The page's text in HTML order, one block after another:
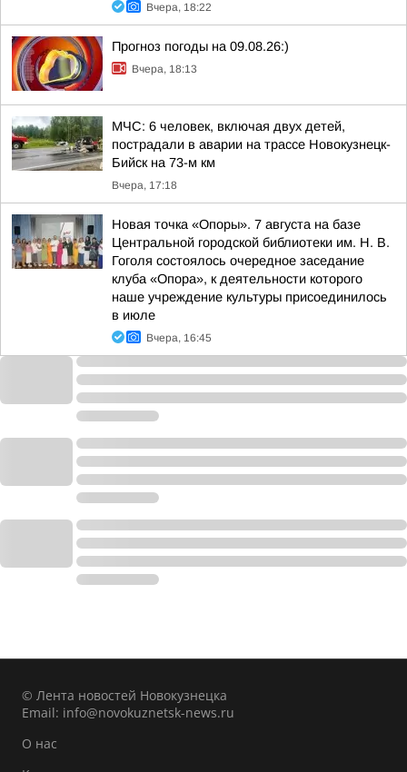
Вчера, 18:22
Прогноз погоды на 09.08.26:)
Вчера, 18:13
МЧС: 6 человек, включая двух детей,
пострадали в аварии на трассе Новокузнецк-
Бийск на 73-м км
Вчера, 17:18
Новая точка «Опоры». 7 августа на базе
Центральной городской библиотеки им. Н. В.
Гоголя состоялось очередное заседание
клуба «Опора», к деятельности которого
наше учреждение культуры присоединилось
в июле
Вчера, 16:45
© Лента новостей Новокузнецка
Email: info@novokuznetsk-news.ru
О нас